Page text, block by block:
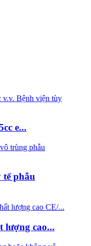
e...
tế phẫu
lượng cao...